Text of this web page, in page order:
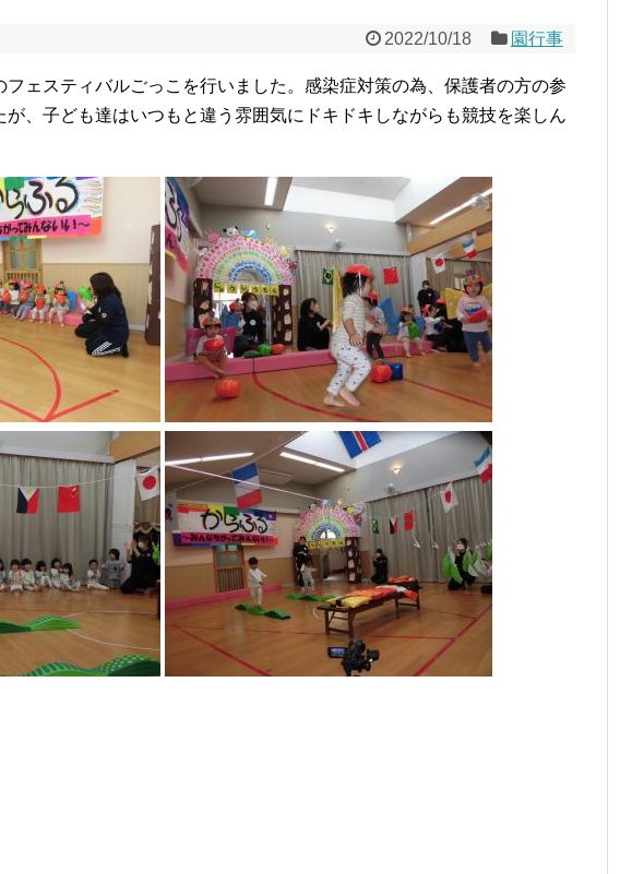
2022/10/18 園行事
フェスティバルごっこを行いました。感染症対策の為、保護者の方の参
が、子ども達はいつもと違う雰囲気にドキドキしながらも競技を楽しん